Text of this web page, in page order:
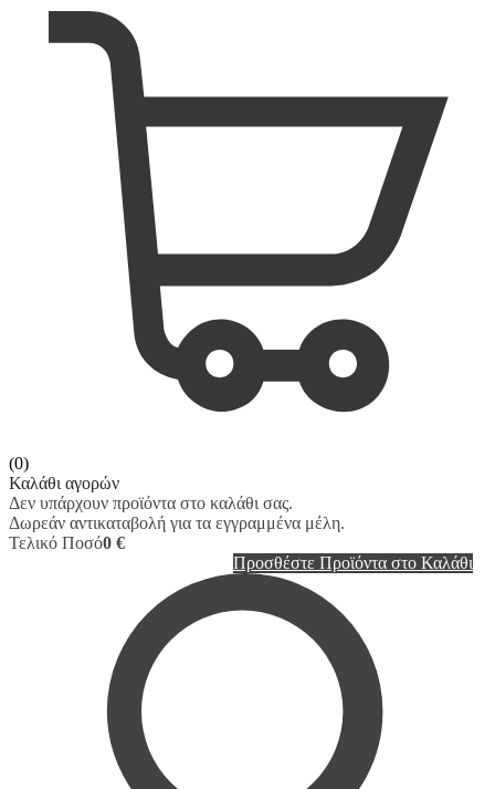
(0)
Καλάθι αγορών
Δεν υπάρχουν προϊόντα στο καλάθι σας.
Δωρεάν αντικαταβολή για τα εγγραμμένα μέλη.
Τελικό Ποσό0 €
Προσθέστε Προϊόντα στο Καλάθι